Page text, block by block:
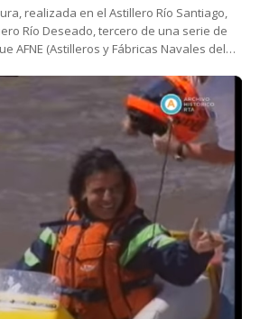
realizada en el Astillero Río Santiago,
Río Deseado, tercero de una serie de
AFNE (Astilleros y Fábricas Navales del…